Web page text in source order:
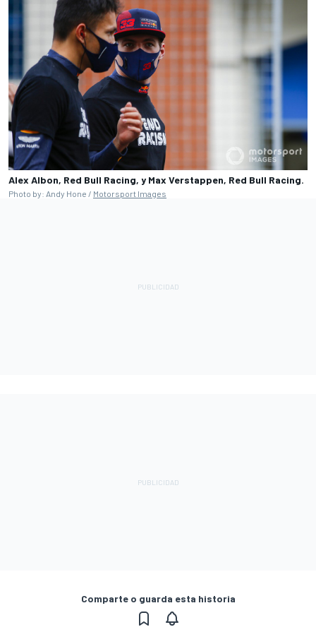
Alex Albon, Red Bull Racing, y Max Verstappen, Red Bull Racing.
Photo by: Andy Hone / Motorsport Images
Comparte o guarda esta historia